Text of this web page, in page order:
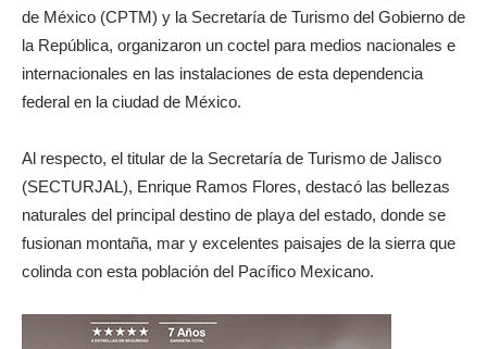
de México (CPTM) y la Secretaría de Turismo del Gobierno de
la República, organizaron un coctel para medios nacionales e
internacionales en las instalaciones de esta dependencia
federal en la ciudad de México.
Al respecto, el titular de la Secretaría de Turismo de Jalisco
(SECTURJAL), Enrique Ramos Flores, destacó las bellezas
naturales del principal destino de playa del estado, donde se
fusionan montaña, mar y excelentes paisajes de la sierra que
colinda con esta población del Pacífico Mexicano.